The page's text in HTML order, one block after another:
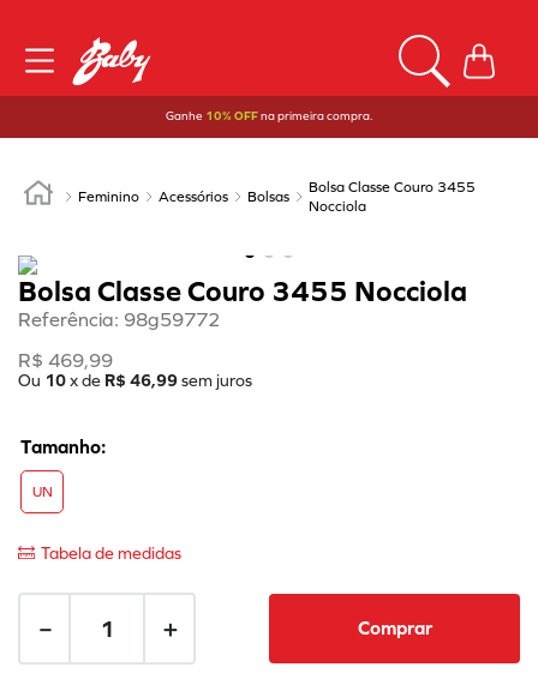
Ganhe 10% OFFna primeira compra.
Feminino Acessórios Bolsas
Bolsa Classe Couro 3455
Nocciola
Bolsa Classe Couro 3455 Nocciola
Referência: 98g59772
R$ 469,99
Ou 10x de R$ 46,99sem juros
UN
Tabela de medidas
＋
－ Comprar